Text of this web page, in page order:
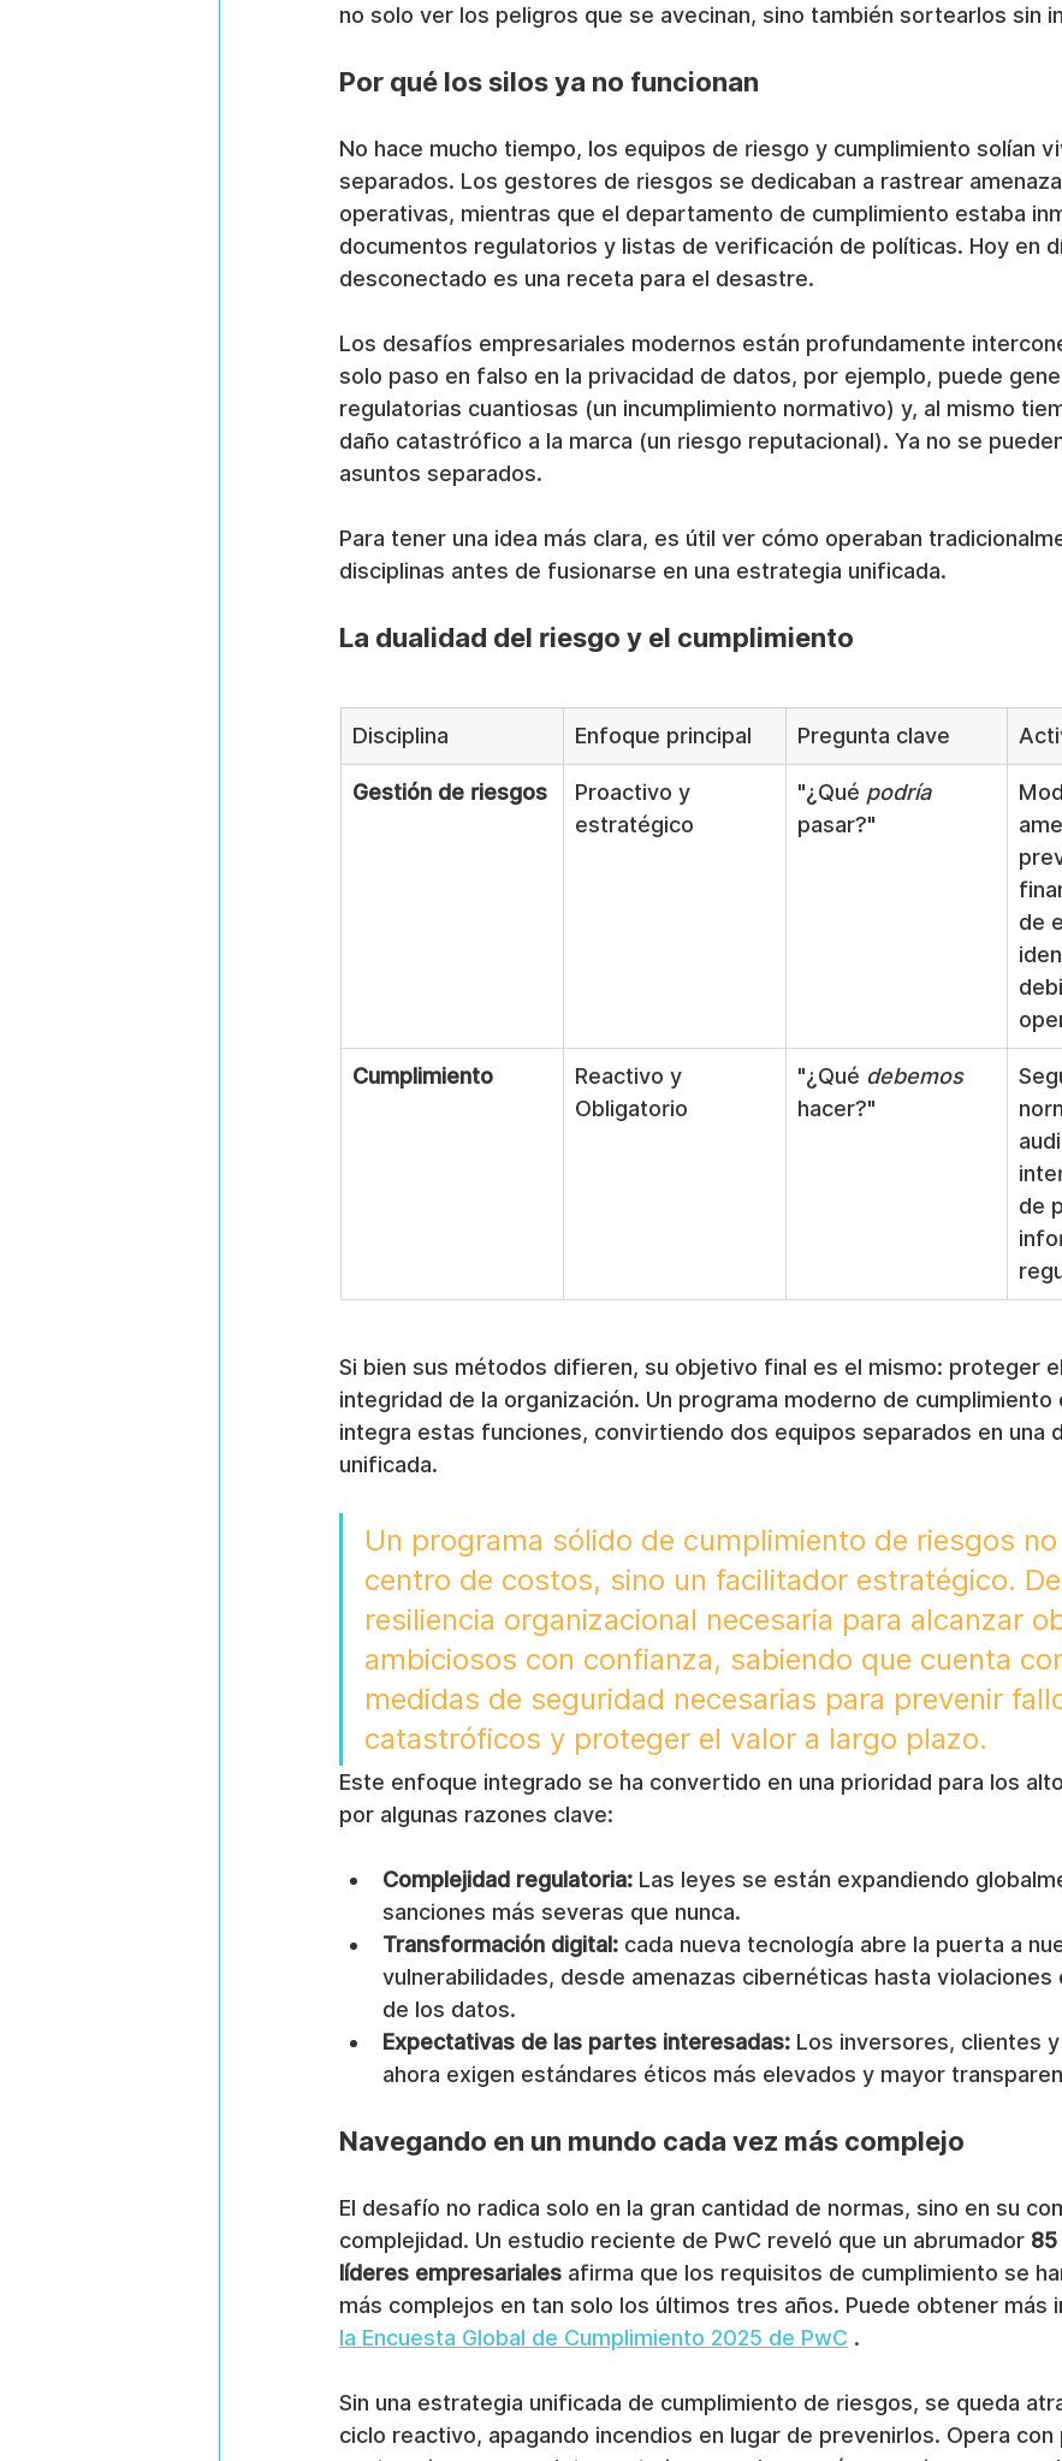
no solo ver los peligros que se avecinan, sino también sortearlos sin
Por qué los silos ya no funcionan
No hace mucho tiempo, los equipos de riesgo y cumplimiento solían
separados. Los gestores de riesgos se dedicaban a rastrear
operativas, mientras que el departamento de cumplimiento estaba
documentos regulatorios y listas de verificación de políticas. Hoy en
desconectado es una receta para el desastre.
Los desafíos empresariales modernos están profundamente
solo paso en falso en la privacidad de datos, por ejemplo, puede
regulatorias cuantiosas (un incumplimiento normativo) y, al mismo
daño catastrófico a la marca (un riesgo reputacional). Ya no se
asuntos separados.
Para tener una idea más clara, es útil ver cómo operaban
disciplinas antes de fusionarse en una estrategia unificada.
La dualidad del riesgo y el cumplimiento
Disciplina Enfoque principal Pregunta clave
Gestión de riesgos
Proactivo y
estratégico
"¿Qué podría
pasar?"
de
Cumplimiento
Reactivo y
Obligatorio
"¿Qué debemos
hacer?"
de
Si bien sus métodos difieren, su objetivo final es el mismo: proteger
integridad de la organización. Un programa moderno de cumplimiento
integra estas funciones, convirtiendo dos equipos separados en una
unificada.
Un programa sólido de cumplimiento de riesgos no
centro de costos, sino un facilitador estratégico.
resiliencia organizacional necesaria para alcanzar
ambiciosos con confianza, sabiendo que cuenta
medidas de seguridad necesarias para prevenir
catastróficos y proteger el valor a largo plazo.
Este enfoque integrado se ha convertido en una prioridad para los
por algunas razones clave:
Complejidad regulatoria: Las leyes se están expandiendo
sanciones más severas que nunca.
Transformación digital: cada nueva tecnología abre la puerta a
vulnerabilidades, desde amenazas cibernéticas hasta violaciones
de los datos.
Expectativas de las partes interesadas: Los inversores, clientes
ahora exigen estándares éticos más elevados y mayor
Navegando en un mundo cada vez más complejo
El desafío no radica solo en la gran cantidad de normas, sino en su
complejidad. Un estudio reciente de PwC reveló que un abrumador 85
líderes empresariales afirma que los requisitos de cumplimiento se
más complejos en tan solo los últimos tres años. Puede obtener más
la Encuesta Global de Cumplimiento 2025 de PwC .
Sin una estrategia unificada de cumplimiento de riesgos, se queda
ciclo reactivo, apagando incendios en lugar de prevenirlos. Opera con